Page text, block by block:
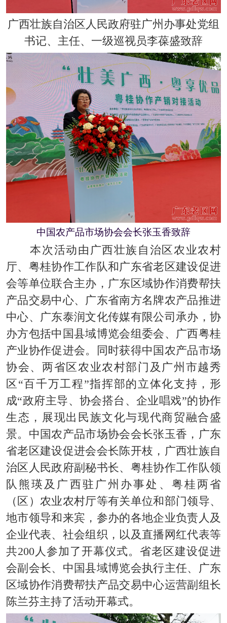
广西壮族自治区人民政府驻广州办事处党组
书记、主任、一级巡视员李葆盛致辞
中国农产品市场协会会长张玉香致辞
本次活动由广西壮族自治区农业农村
厅、 粤桂协作工作队和广东省老区建设促进
会等单位联合主办，广东区域协作消费帮扶
产品交易中心、广东省南方名牌农产品推进
中心、广东泰润文化传媒有限公司承办，协
办方包括中国县域博览会组委会、广西粤桂
产业协作促进会。
同时获得中国农产品市场
协会、 两省区农业农村部门及 广州市越秀
区“百千万工程”指挥部的立体化支持，形
成“政府主导、协会搭台、企业唱戏”的协作
生态，展现出 民族文化与现代商贸融合盛
景。中国农产品市场协会会长张玉香，广东
省老区建设促进会会长陈开枝， 广西壮族自
治区 人民政府副秘书长、 粤桂协作工作队领
队熊瑛及广西驻广州办事处、粤桂两省
（区）农业农村厅等有关单位和部门领导、
地市领导和来宾，参办的各地企业负责人及
企业代表、社会组织，以及直播网红代表等
共200人参加了开幕仪式。省老区建设促进
会副会长、中国县域博览会执行主任、 广东
区域协作消费帮扶产品交易中心运营副组长
陈兰芬主持了活动开幕式。